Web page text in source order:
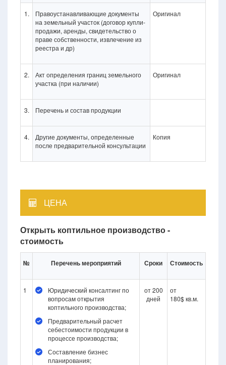
1.
Правоустанавливающие документы
на земельный участок (договор купли-
продажи, аренды, свидетельство о
праве собственности, извлечение из
реестра и др)
Оригинал
2.
Акт определения границ земельного
участка (при наличии)
Оригинал
3. Перечень и состав продукции
4.
Другие документы, определенные
после предварительной консультации
Копия
ЦЕНА
Открыть коптильное производство -
стоимость
№ Перечень мероприятий Сроки Стоимость
1
Юридический консалтинг по
вопросам открытия
коптильного производства;
Предварительный расчет
себестоимости продукции в
процессе производства;
Составление бизнес
планирования;
от 200
дней
от
180$ кв.м.